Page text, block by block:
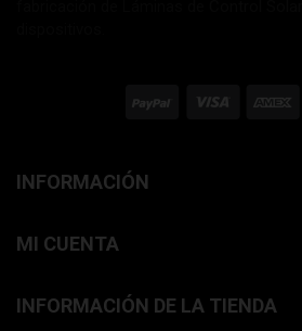
INFORMACIÓN
MI CUENTA
INFORMACIÓN DE LA TIENDA